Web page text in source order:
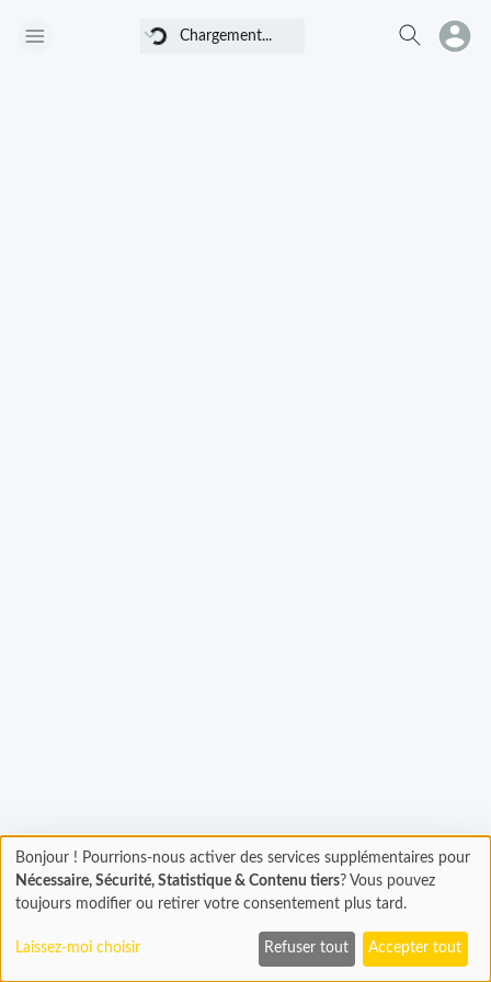
Chargement... Chargement...
Chargement
En cours...
Bonjour ! Pourrions-nous activer des services supplémentaires pour
Nécessaire, Sécurité, Statistique & Contenu tiers? Vous pouvez
toujours modifier ou retirer votre consentement plus tard.
Laissez-moi choisir Refuser tout Accepter tout